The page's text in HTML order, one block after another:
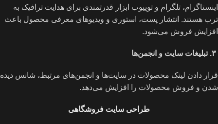
اینستاگرام، تلگرام و توییوب ابزار قدرتمندی برای هدایت ترافیک به
ترب هستند. انتشار پست، استوری و ویدیوهای معرفی محصول باعث
افزایش فروش می‌شود.
۳.تبلیغات سایت و انجمن‌ها
قرار دادن لینک محصولات در سایت‌ها و انجمن‌های مرتبط، شانس دیده
شدن و فروش محصولات را افزایش می‌دهد.
طراحی سایت فروشگاهی